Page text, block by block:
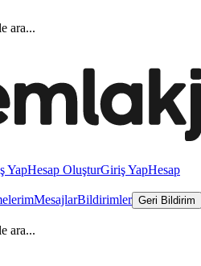
ara...
YapHesap OluşturGiriş YapHesap
MesajlarBildirimler Geri Bildirim
ara...